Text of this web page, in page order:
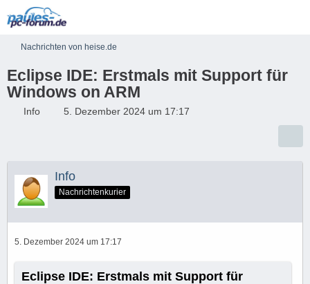
Nachrichten von heise.de
Eclipse IDE: Erstmals mit Support für
Windows on ARM
Info 5. Dezember 2024 um 17:17
Info
Nachrichtenkurier
5. Dezember 2024 um 17:17
Eclipse IDE: Erstmals mit Support für